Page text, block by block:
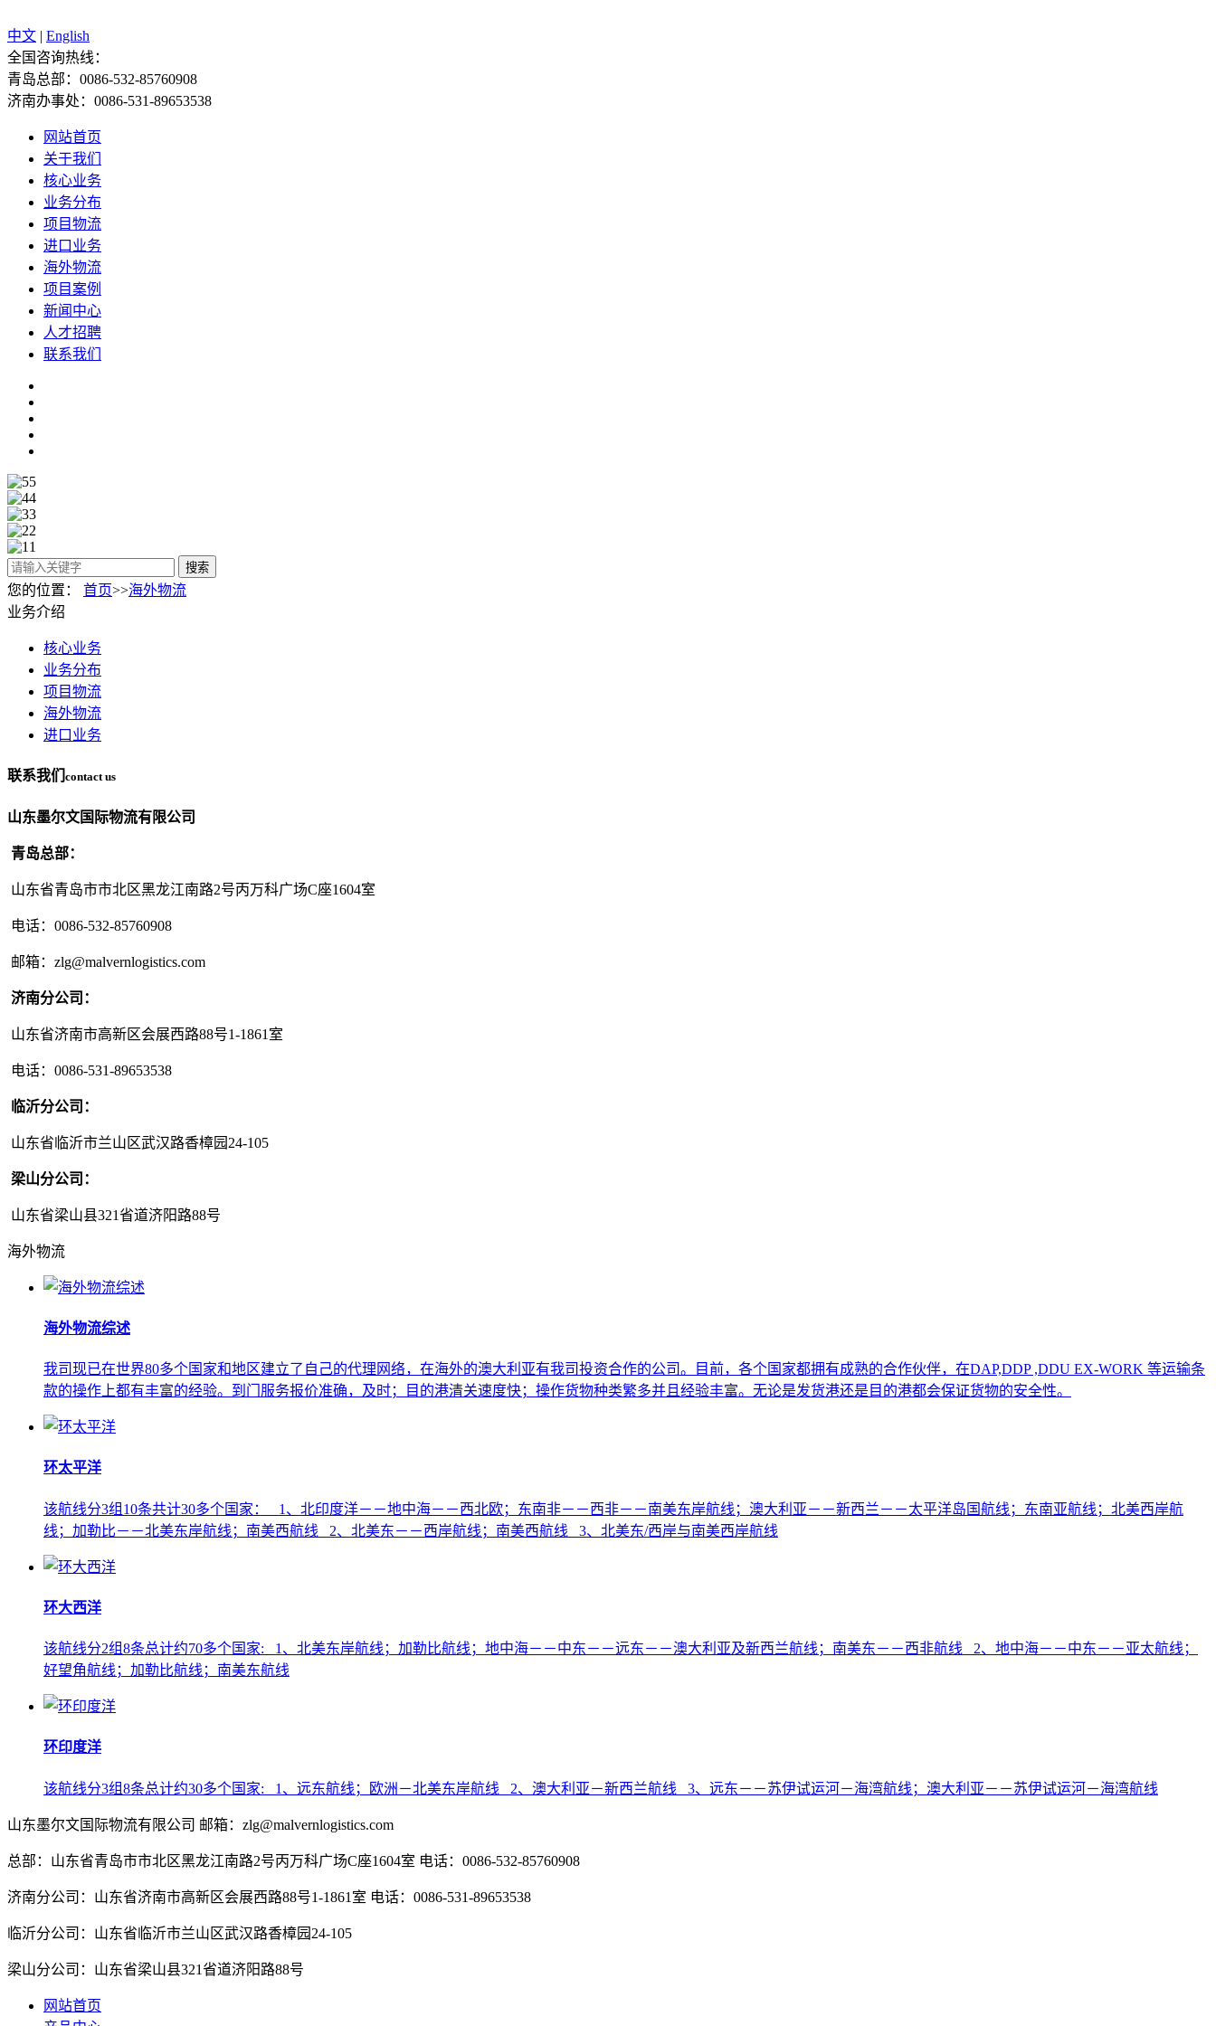
中文 | English
全国咨询热线：
青岛总部：0086-532-85760908
济南办事处：0086-531-89653538
网站首页
关于我们
核心业务
业务分布
项目物流
进口业务
海外物流
项目案例
新闻中心
人才招聘
联系我们
搜索
您的位置： 首页>>海外物流
业务介绍
核心业务
业务分布
项目物流
海外物流
进口业务
联系我们 contact us
山东墨尔文国际物流有限公司
青岛总部：
山东省青岛市市北区黑龙江南路2号丙万科广场C座1604室
电话：0086-532-85760908
邮箱：zlg@malvernlogistics.com
济南分公司：
山东省济南市高新区会展西路88号1-1861室
电话：0086-531-89653538
临沂分公司：
山东省临沂市兰山区武汉路香樟园24-105
梁山分公司：
山东省梁山县321省道济阳路88号
海外物流
海外物流综述
我司现已在世界80多个国家和地区建立了自己的代理网络，在海外的澳大利亚有我司投资合作的公司。目前，各个国家都拥有成熟的合作伙伴，在DAP,DDP ,DDU EX-WORK 等运输条
款的操作上都有丰富的经验。到门服务报价准确，及时；目的港清关速度快；操作货物种类繁多并且经验丰富。无论是发货港还是目的港都会保证货物的安全性。
环太平洋
该航线分3组10条共计30多个国家： 1、北印度洋－－地中海－－西北欧；东南非－－西非－－南美东岸航线；澳大利亚－－新西兰－－太平洋岛国航线；东南亚航线；北美西岸航
线；加勒比－－北美东岸航线；南美西航线 2、北美东－－西岸航线；南美西航线 3、北美东/西岸与南美西岸航线
环大西洋
该航线分2组8条总计约70多个国家: 1、北美东岸航线；加勒比航线；地中海－－中东－－远东－－澳大利亚及新西兰航线；南美东－－西非航线 2、地中海－－中东－－亚太航线；
好望角航线；加勒比航线；南美东航线
环印度洋
该航线分3组8条总计约30多个国家: 1、远东航线；欧洲－北美东岸航线 2、澳大利亚－新西兰航线 3、远东－－苏伊试运河－海湾航线；澳大利亚－－苏伊试运河－海湾航线
山东墨尔文国际物流有限公司 邮箱：zlg@malvernlogistics.com
总部：山东省青岛市市北区黑龙江南路2号丙万科广场C座1604室 电话：0086-532-85760908
济南分公司：山东省济南市高新区会展西路88号1-1861室 电话：0086-531-89653538
临沂分公司：山东省临沂市兰山区武汉路香樟园24-105
梁山分公司：山东省梁山县321省道济阳路88号
网站首页